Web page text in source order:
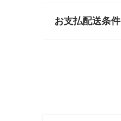
お支払配送条件